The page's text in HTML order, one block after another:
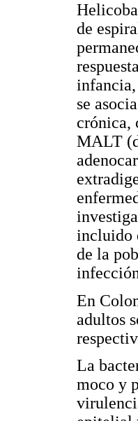
de
infancia,
se
crónica,
MALT
incluido
de la
En
adultos
La
moco y